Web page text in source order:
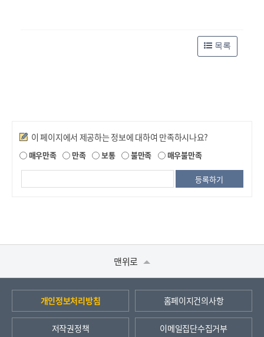
목록
만족도조사
이 페이지에서 제공하는 정보에 대하여 만족하시나요?
매우만족 만족 보통 불만족 매우불만족
맨위로
개인정보처리방침 홈페이지건의사항
저작권정책 이메일집단수집거부